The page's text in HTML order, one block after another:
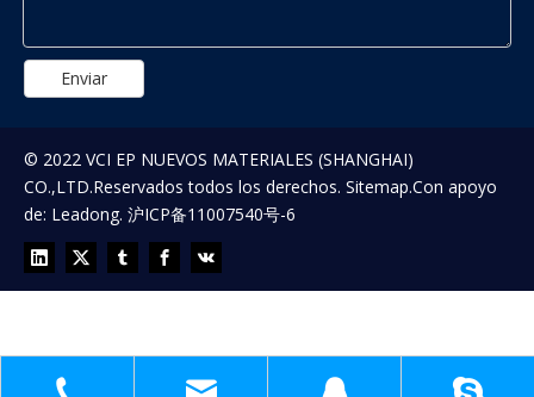
Enviar
© 2022 VCI EP NUEVOS MATERIALES (SHANGHAI)
CO.,LTD.Reservados todos los derechos. Sitemap.Con apoyo
de: Leadong. 沪ICP备11007540号-6